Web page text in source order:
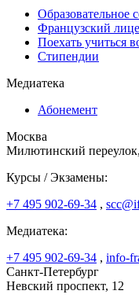
Образовательное
Французский
Поехать учиться
Стипендии
Медиатека
Абонемент
Москва
Милютинский
Курсы / Экзамены:
+7 495 902-69-34 ,
Медиатека:
+7 495 902-69-34 , info-
Санкт-Петербург
Невский проспект, 12